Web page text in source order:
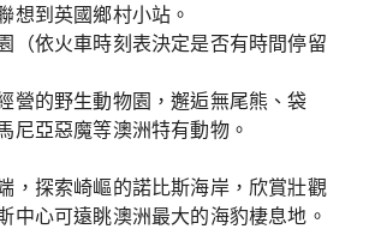
想到英國鄉村小站。
（依火車時刻表決定是否有時間停留
營的野生動物園，邂逅無尾熊、袋
尼亞惡魔等澳洲特有動物。
，探索崎嶇的諾比斯海岸，欣賞壯觀
中心可遠眺澳洲最大的海豹棲息地。